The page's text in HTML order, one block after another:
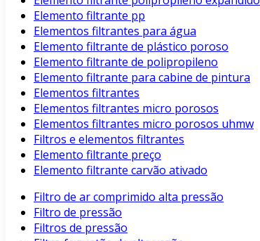
Elemento filtrante pp
Elementos filtrantes para água
Elemento filtrante de plástico poroso
Elemento filtrante de polipropileno
Elemento filtrante para cabine de pintura
Elementos filtrantes
Elementos filtrantes micro porosos
Elementos filtrantes micro porosos uhmw
Filtros e elementos filtrantes
Elemento filtrante preço
Elemento filtrante carvão ativado
Filtro de ar comprimido alta pressão
Filtro de pressão
Filtros de pressão